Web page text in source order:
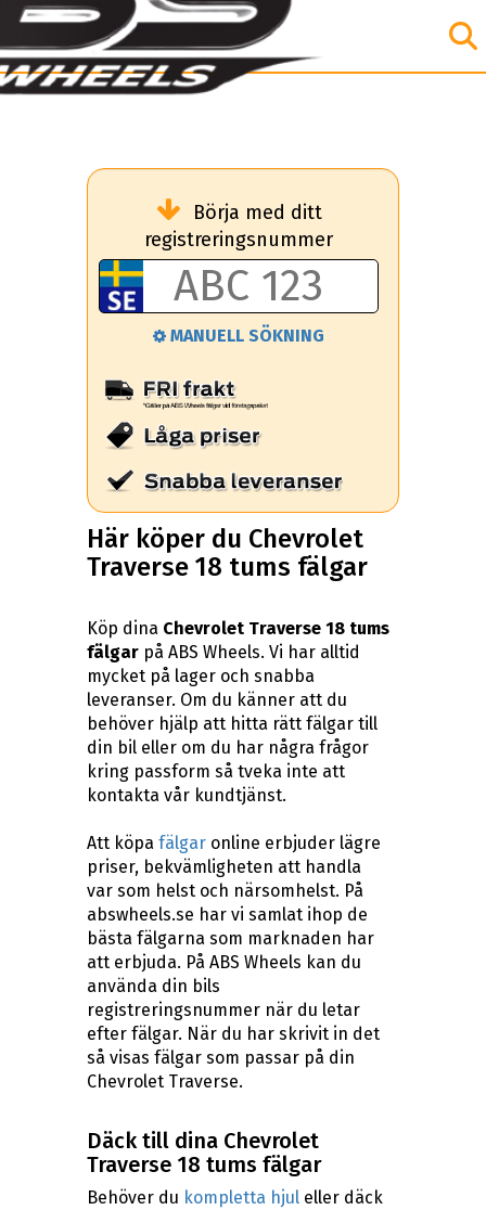
Börja med ditt
registreringsnummer
MANUELL SÖKNING
Här köper du Chevrolet
Traverse 18 tums fälgar
Köp dina Chevrolet Traverse 18 tums
fälgarpå ABS Wheels. Vi har alltid
mycket på lager och snabba
leveranser. Om du känner att du
behöver hjälp att hitta rätt fälgar till
din bil eller om du har några frågor
kring passform så tveka inte att
kontakta vår kundtjänst.
Att köpa fälgaronline erbjuder lägre
priser, bekvämligheten att handla
var som helst och närsomhelst. På
abswheels.se har vi samlat ihop de
bästa fälgarna som marknaden har
att erbjuda. På ABS Wheels kan du
använda din bils
registreringsnummer när du letar
efter fälgar. När du har skrivit in det
så visas fälgar som passar på din
Chevrolet Traverse.
Däck till dina Chevrolet
Traverse 18 tums fälgar
Behöver du kompletta hjuleller däck